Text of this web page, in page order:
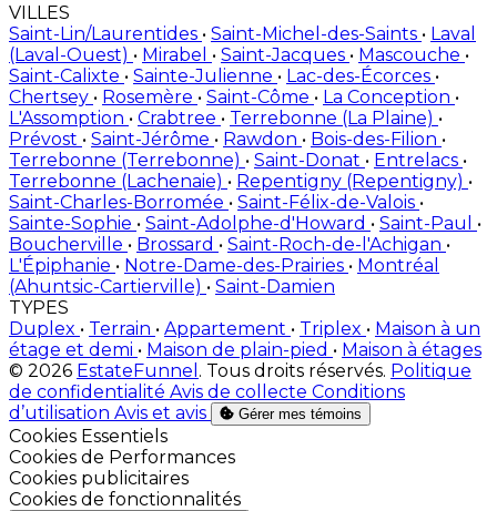
VILLES
Saint-Lin/Laurentides • Saint-Michel-des-Saints • Laval
(Laval-Ouest) • Mirabel • Saint-Jacques • Mascouche •
Saint-Calixte • Sainte-Julienne • Lac-des-Écorces •
Chertsey • Rosemère • Saint-Côme • La Conception •
L'Assomption • Crabtree • Terrebonne (La Plaine) •
Prévost • Saint-Jérôme • Rawdon • Bois-des-Filion •
Terrebonne (Terrebonne) • Saint-Donat • Entrelacs •
Terrebonne (Lachenaie) • Repentigny (Repentigny) •
Saint-Charles-Borromée • Saint-Félix-de-Valois •
Sainte-Sophie • Saint-Adolphe-d'Howard • Saint-Paul •
Boucherville • Brossard • Saint-Roch-de-l'Achigan •
L'Épiphanie • Notre-Dame-des-Prairies • Montréal
(Ahuntsic-Cartierville) • Saint-Damien
TYPES
Duplex • Terrain • Appartement • Triplex • Maison à un
étage et demi • Maison de plain-pied • Maison à étages
© 2026 EstateFunnel . Tous droits réservés. Politique
de confidentialité Avis de collecte Conditions
d’utilisation Avis et avis Gérer mes témoins
Activer
Cookies Essentiels
Activer
Cookies de Performances
Activer
Cookies publicitaires
Activer
Cookies de fonctionnalités